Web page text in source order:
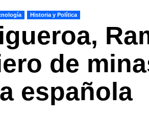
Historia y Política
de
española